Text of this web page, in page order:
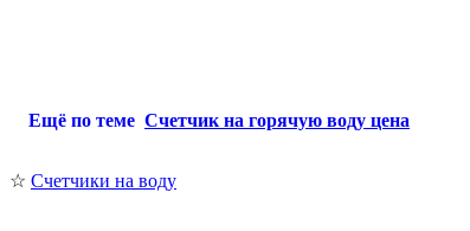
Ещё по теме Счетчик на горячую воду цена
☆ Счетчики на воду